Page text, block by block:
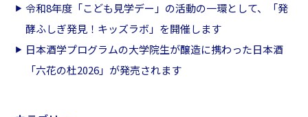
令和8年度「こども見学デー」の活動の一環として、「発
酵ふしぎ発見！キッズラボ」を開催します
日本酒学プログラムの大学院生が醸造に携わった日本酒
「六花の杜2026」が発売されます